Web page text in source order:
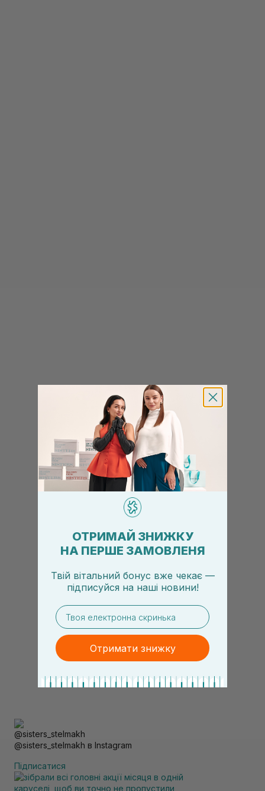
@sisters_stelmakh в Instagram
Підписатися
ОТРИМАЙ ЗНИЖКУ
НА ПЕРШЕ ЗАМОВЛЕНЯ
Твій вітальний бонус вже чекає —
підписуйся на наші новини!
email
Отримати знижку